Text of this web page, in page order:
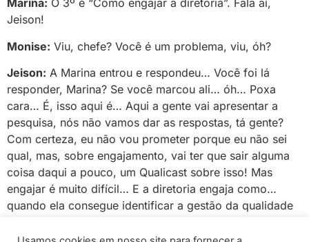
Marina: O 3º é “Como engajar a diretoria”. Fala aí,
Jeison!
Monise: Viu, chefe? Você é um problema, viu, óh?
Jeison: A Marina entrou e respondeu… Você foi lá
responder, Marina? Se você marcou ali… óh… Poxa
cara… É, isso aqui é… Aqui a gente vai apresentar a
pesquisa, nós não vamos dar as respostas, tá gente?
Com certeza, eu não vou prometer porque eu não sei
qual, mas, sobre engajamento, vai ter que sair alguma
coisa daqui a pouco, um Qualicast sobre isso! Mas
engajar é muito difícil… E a diretoria engaja como…
quando ela consegue identificar a gestão da qualidade
para empresa. É óbvio, a diretoria está preocupada